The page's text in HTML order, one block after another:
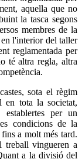
aquella que no
la tasca segons
membres de la
l'interior del taller
reglamentada per
té altra regla, altra
sota el règim
tota la societat,
establertes per un
condicions de la
a molt més tard.
treball vingueren a
a la divisió del